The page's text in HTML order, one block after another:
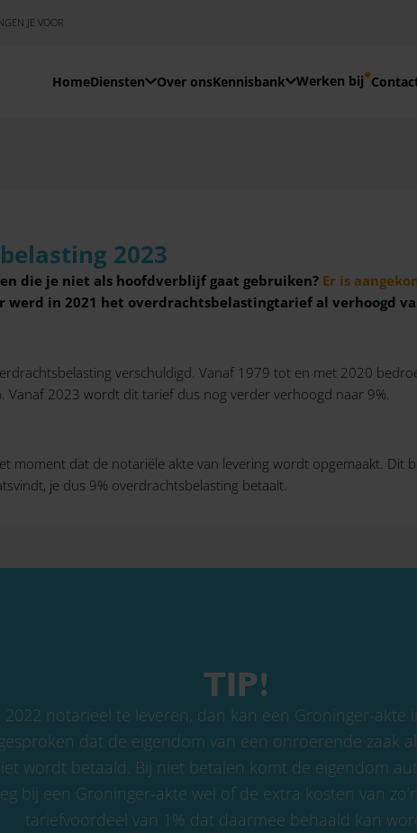
JE VOOR
HomeDiensten Over onsKennisbank Werken bij
2023
die je niet als hoofdverblijf gaat gebruiken? Er is
werd in 2021 het overdrachtsbelastingtarief al verhoogd
verschuldigd. Vanaf 1979 tot en met 2020
2023 wordt dit tarief dus nog verder verhoogd naar 9%.
moment dat de notariële akte van levering wordt opgemaakt. Dit
je dus 9% overdrachtsbelasting betaalt.
TIP!
notarieel te leveren, dan kan een Groninger-akte
dat de eigendom van een onroerende zaak
wordt betaald. Bij niet betalen komt de eigendom
bij een Groninger-akte wel of de extra kosten van
tariefvoordeel van 1% dat daarmee behaald kan